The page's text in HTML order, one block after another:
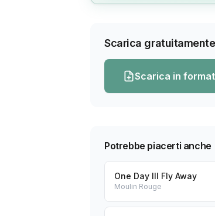
Scarica
Scarica in
Potrebbe piacerti anche
One Day Ill Fly Away
Moulin Rouge